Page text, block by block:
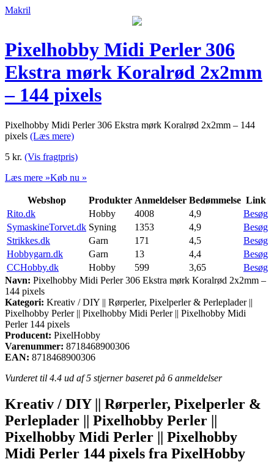
Makril
Pixelhobby Midi Perler 306
Ekstra mørk Koralrød 2x2mm
– 144 pixels
Pixelhobby Midi Perler 306 Ekstra mørk Koralrød 2x2mm – 144
pixels (Læs mere)
5 kr. (Vis fragtpris)
Læs mere »Køb nu »
Webshop Produkter Anmeldelser Bedømmelse Link
Rito.dk
Hobby 4008 4,9
Besøg
SymaskineTorvet.dk Syning 1353 4,9
Besøg
Strikkes.dk
Garn 171 4,5
Besøg
Hobbygarn.dk
Garn 13 4,4
Besøg
CCHobby.dk
Hobby 599 3,65
Besøg
Navn: Pixelhobby Midi Perler 306 Ekstra mørk Koralrød 2x2mm –
144 pixels
Kategori: Kreativ / DIY || Rørperler, Pixelperler & Perleplader ||
Pixelhobby Perler || Pixelhobby Midi Perler || Pixelhobby Midi
Perler 144 pixels
Producent: PixelHobby
Varenummer: 8718468900306
EAN: 8718468900306
Vurderet til 4.4 ud af 5 stjerner baseret på 6 anmeldelser
Kreativ / DIY || Rørperler, Pixelperler &
Perleplader || Pixelhobby Perler ||
Pixelhobby Midi Perler || Pixelhobby
Midi Perler 144 pixels fra PixelHobby